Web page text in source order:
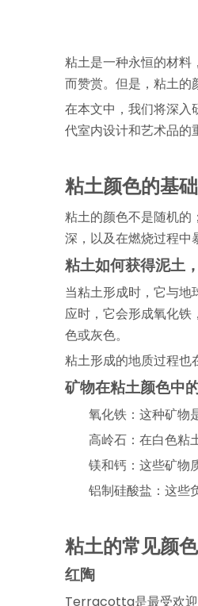
粘土是一种永恒的材料
而赞赏。但是，粘土的
在本文中，我们将深入
代室内设计和艺术品的
粘土颜色的基
粘土的颜色不是随机的
深，以及在燃烧过程中
粘土如何获得泥土
当粘土形成时，它与
应时，它会形成氧化铁
色或灰色。
粘土形成的地质过程也
矿物在粘土颜色中
氧化铁：这种矿物
高岭石：在白色粘
镁和钙：这些矿物
铝制硅酸盐：这些
粘土的常见颜
红陶
Terracotta是最受欢迎